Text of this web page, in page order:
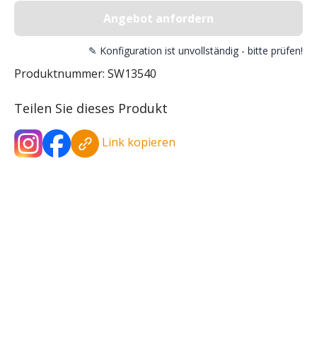
Angebot anfordern
✎ Konfiguration ist unvollständig - bitte prüfen!
Produktnummer: SW13540
Teilen Sie dieses Produkt
Link kopieren